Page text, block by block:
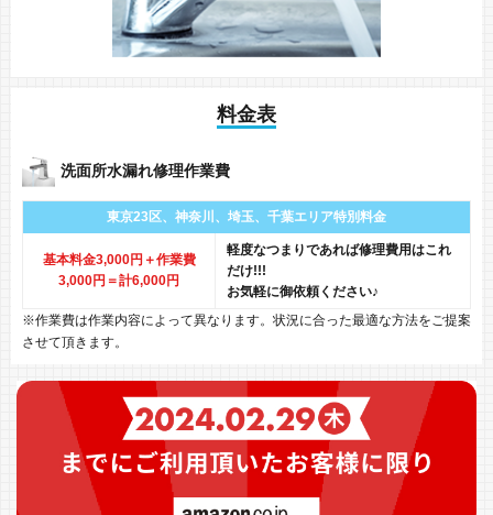
料金表
洗面所水漏れ修理作業費
東京23区、神奈川、 埼玉、千葉エリア特別料金
基本料金3,000円＋作業費
3,000円 ＝計6,000円
軽度なつまりであれば修理費用はこれ
だけ!!!
お気軽に御依頼ください♪
※作業費は作業内容によって異なります。状況に合った最適な方法をご提案
させて頂きます。